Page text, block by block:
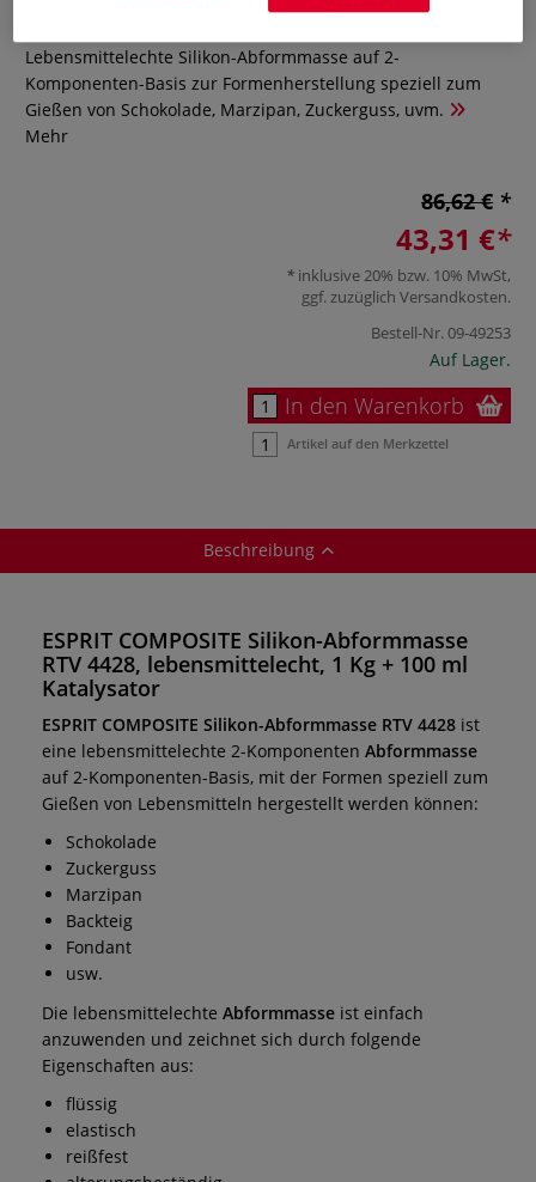
0 Bewertungen
Lebensmittelechte Silikon-Abformmasse auf 2-
Komponenten-Basis zur Formenherstellung speziell zum
Gießen von Schokolade, Marzipan, Zuckerguss, uvm.
Mehr
86,62 €
43,31 €
inklusive 20% bzw. 10% MwSt,
ggf. zuzüglich Versandkosten.
Bestell-Nr.09-49253
Auf Lager.
In den Warenkorb
Artikel auf den Merkzettel
Beschreibung
ESPRIT COMPOSITE Silikon-Abformmasse
RTV 4428, lebensmittelecht, 1 Kg + 100 ml
Katalysator
ESPRIT COMPOSITE Silikon-Abformmasse RTV 4428 ist
eine lebensmittelechte 2-Komponenten Abformmasse
auf 2-Komponenten-Basis, mit der Formen speziell zum
Gießen von Lebensmitteln hergestellt werden können:
Schokolade
Zuckerguss
Marzipan
Backteig
Fondant
usw.
Die lebensmittelechte Abformmasse ist einfach
anzuwenden und zeichnet sich durch folgende
Eigenschaften aus:
flüssig
elastisch
reißfest